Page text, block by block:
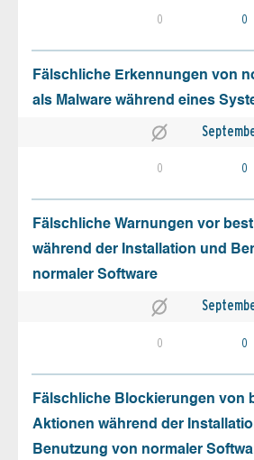
0 0
Fälschliche Erkennungen von
als Malware während eines
0 0
Fälschliche Warnungen vor
während der Installation und
normaler Software
0 0
Fälschliche Blockierungen von
Aktionen während der
Benutzung von normaler